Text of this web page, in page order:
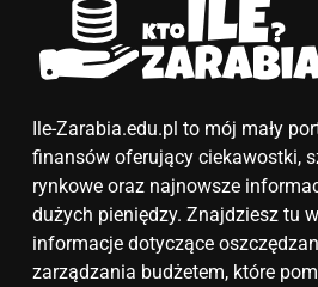
Ile zarabia
średnie
ZAROBKI
6
Akcje
pomysły i
zainspirują
ZAROBKI
Ile-Zarabia.edu.pl to mój mały
finansów oferujący ciekawostki,
rynkowe oraz najnowsze
dużych pieniędzy. Znajdziesz tu
informacje dotyczące
zarządzania budżetem, które